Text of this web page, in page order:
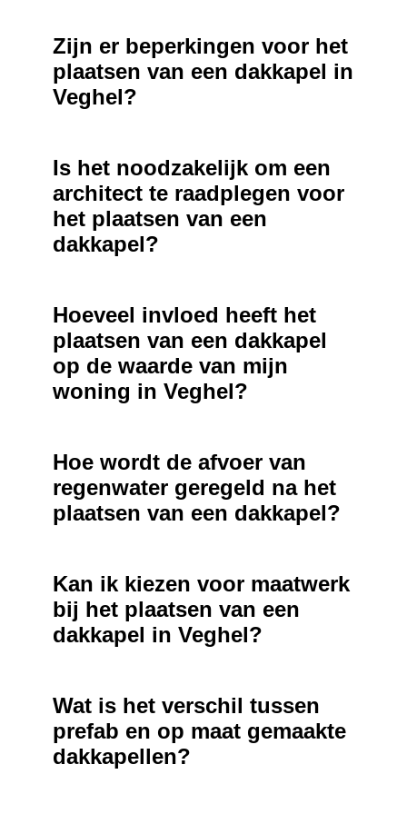
Zijn er beperkingen voor het
plaatsen van een dakkapel in
Veghel?
Is het noodzakelijk om een
architect te raadplegen voor
het plaatsen van een
dakkapel?
Hoeveel invloed heeft het
plaatsen van een dakkapel
op de waarde van mijn
woning in Veghel?
Hoe wordt de afvoer van
regenwater geregeld na het
plaatsen van een dakkapel?
Kan ik kiezen voor maatwerk
bij het plaatsen van een
dakkapel in Veghel?
Wat is het verschil tussen
prefab en op maat gemaakte
dakkapellen?